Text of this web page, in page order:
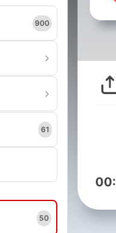
900
61
50